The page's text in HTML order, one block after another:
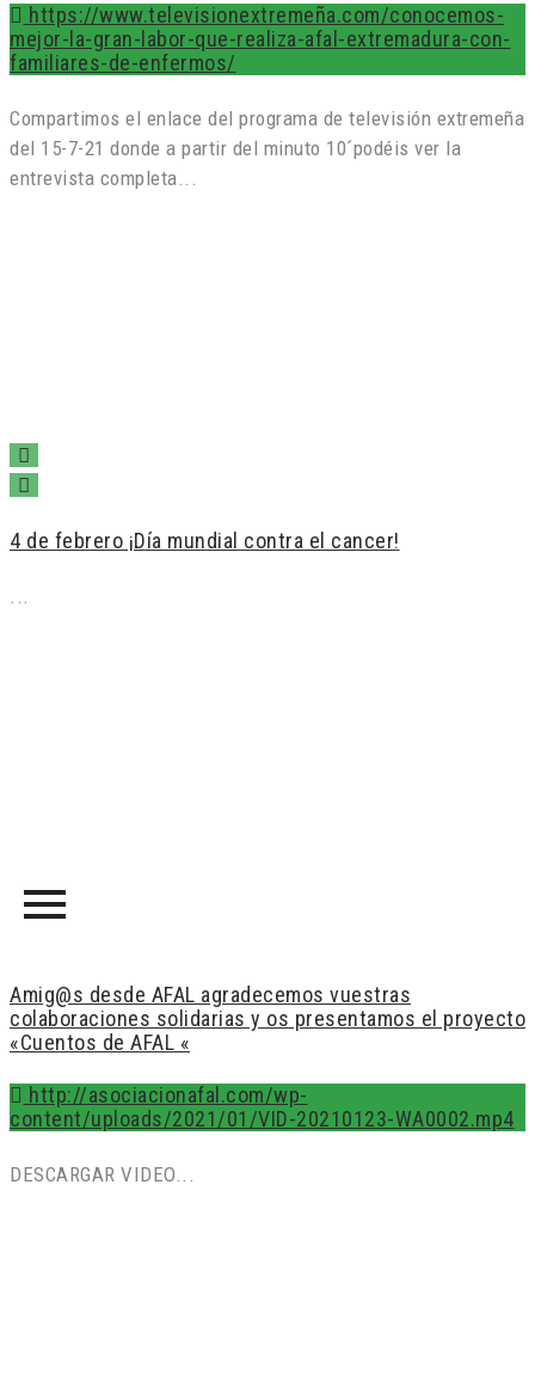
https://www.televisionextremeña.com/conocemos-
mejor-la-gran-labor-que-realiza-afal-extremadura-con-
familiares-de-enfermos/
Compartimos el enlace del programa de televisión extremeña
del 15-7-21 donde a partir del minuto 10´podéis ver la
entrevista completa...
4 de febrero ¡Día mundial contra el cancer!
Amig@s desde AFAL agradecemos vuestras
colaboraciones solidarias y os presentamos el proyecto
«Cuentos de AFAL «
http://asociacionafal.com/wp-
content/uploads/2021/01/VID-20210123-WA0002.mp4
DESCARGAR VIDEO...